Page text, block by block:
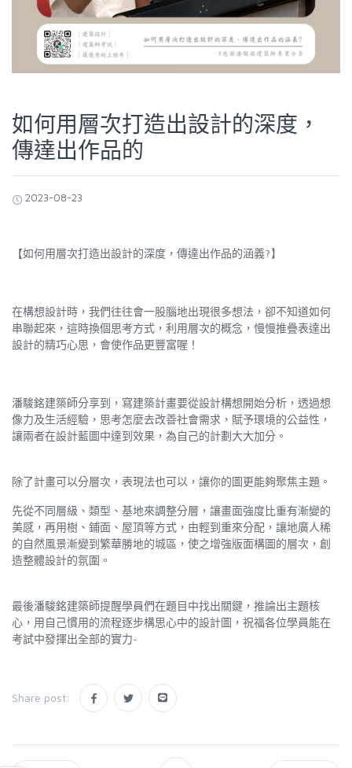
如何用層次打造出設計的深度，
傳達出作品的
2023-08-23
【如何用層次打造出設計的深度，傳達出作品的涵義?】
在構想設計時，我們往往會一股腦地出現很多想法，卻不知道如何
串聯起來，這時換個思考方式，利用層次的概念，慢慢推疊表達出
設計的精巧心思，會使作品更豐富喔！
潘駿銘建築師分享到，寫建築計畫要從設計構想開始分析，透過想
像力及生活經驗，思考怎麼去改善社會需求，賦予環境的公益性，
讓兩者在設計藍圖中達到效果，為自己的計劃大大加分。
除了計畫可以分層次，表現法也可以，讓你的圖更能夠聚焦主題。
先從不同層級、類型、基地來調整分層，讓畫面強度比重有漸變的
美感，再用樹、鋪面、屋頂等方式，由輕到重來分配，讓地廣人稀
的自然風景漸變到繁華勝地的城區，使之增強版面構圖的層次，創
造整體設計的氛圍。
最後潘駿銘建築師提醒學員們在題目中找出關鍵，推論出主題核
心，用自己慣用的流程逐步構思心中的設計圖，祝福各位學員能在
考試中發揮出全部的實力~
Share post: